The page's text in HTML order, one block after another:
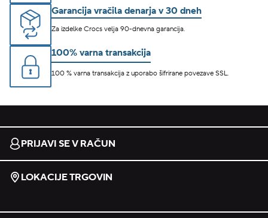
Garancija vračila denarja v 30 dneh
Za izdelke Crocs velja 90-dnevna garancija.
100% varna transakcija
100 % varna transakcija z uporabo šifrirane povezave SSL.
PRIJAVI SE V RAČUN
LOKACIJE TRGOVIN